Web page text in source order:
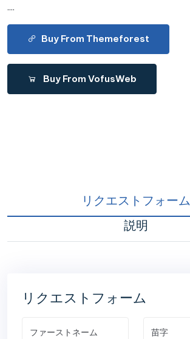
....
Buy From Themeforest
Buy From VofusWeb
リクエストフォーム
説明
リクエストフォーム